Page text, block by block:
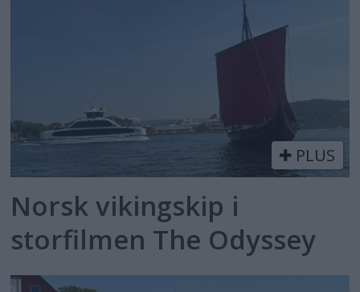
PLUS
Norsk vikingskip i
storfilmen The Odyssey